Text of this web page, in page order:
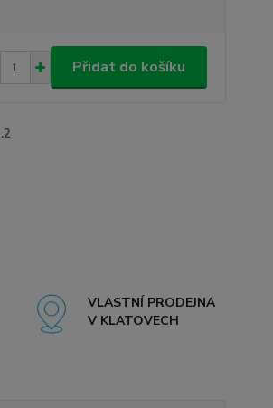
Přidat do košíku
VLASTNÍ PRODEJNA
V KLATOVECH